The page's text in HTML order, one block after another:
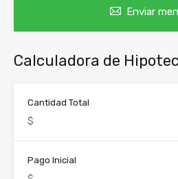
Enviar
Calculadora de
Cantidad Total
Pago Inicial